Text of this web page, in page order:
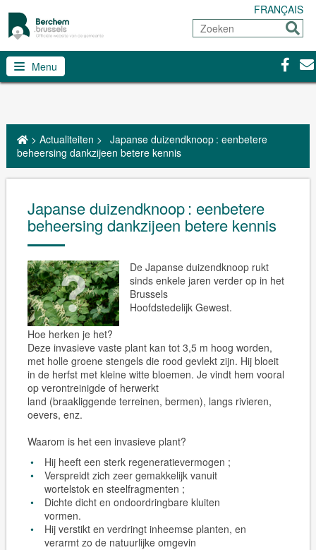
FRANÇAIS
Zoeken
Sturen
Menu
> Actualiteiten > Japanse duizendknoop : eenbetere
beheersing dankzijeen betere kennis
Japanse duizendknoop : eenbetere
beheersing dankzijeen betere kennis
De Japanse duizendknoop rukt
sinds enkele jaren verder op in het
Brussels
Hoofdstedelijk Gewest.
Hoe herken je het?
Deze invasieve vaste plant kan tot 3,5 m hoog worden,
met holle groene stengels die rood gevlekt zijn. Hij bloeit
in de herfst met kleine witte bloemen. Je vindt hem vooral
op verontreinigde of herwerkt
land (braakliggende terreinen, bermen), langs rivieren,
oevers, enz.
Waarom is het een invasieve plant?
Hij heeft een sterk regeneratievermogen ;
Verspreidt zich zeer gemakkelijk vanuit
wortelstok en steelfragmenten ;
Dichte dicht en ondoordringbare kluiten
vormen.
Hij verstikt en verdringt inheemse planten, en
verarmt zo de natuurlijke omgevin